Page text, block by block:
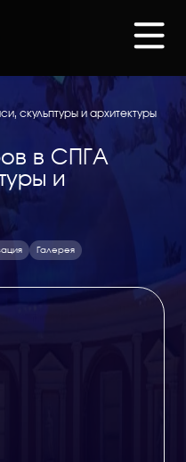
скульптуры и архитектуры
в СПГА
и
Галерея